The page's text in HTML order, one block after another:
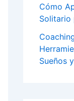
Cómo
Solitario
Sueños